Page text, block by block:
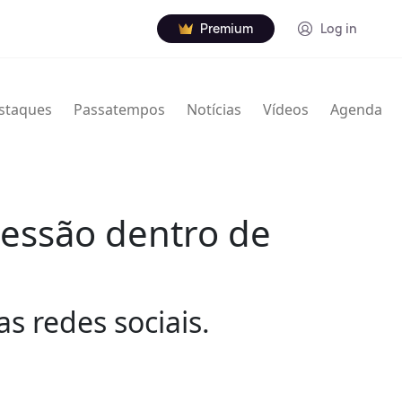
Premium Log in
Passatempos Notícias Vídeos Agenda
dentro de
redes sociais.